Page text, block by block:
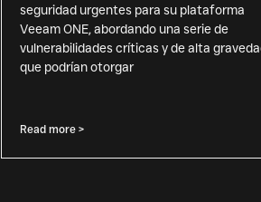
seguridad urgentes para su plataforma
Veeam ONE, abordando una serie de
vulnerabilidades críticas y de alta
que podrían otorgar
Read more >